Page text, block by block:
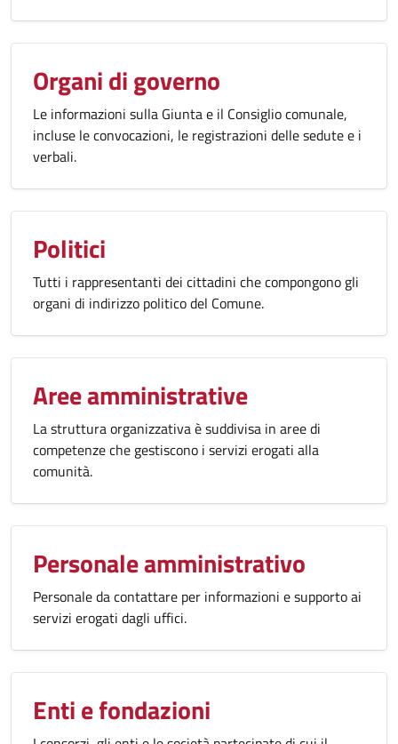
Organi di governo
Le informazioni sulla Giunta e il Consiglio comunale,
incluse le convocazioni, le registrazioni delle sedute e i
verbali.
Politici
Tutti i rappresentanti dei cittadini che compongono gli
organi di indirizzo politico del Comune.
Aree amministrative
La struttura organizzativa è suddivisa in aree di
competenze che gestiscono i servizi erogati alla
comunità.
Personale amministrativo
Personale da contattare per informazioni e supporto ai
servizi erogati dagli uffici.
Enti e fondazioni